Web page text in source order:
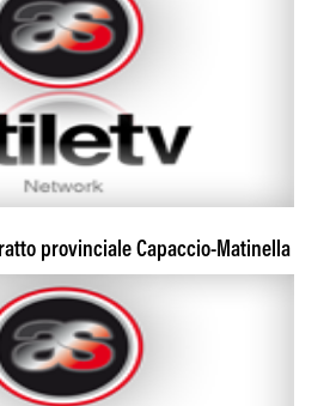
provinciale Capaccio-Matinella